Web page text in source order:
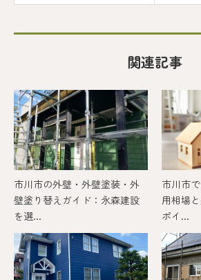
関連記事
市川市の外壁・外壁塗装・外
壁塗り替えガイド：永森建設
を選...
市川市
用相場
ポイ...